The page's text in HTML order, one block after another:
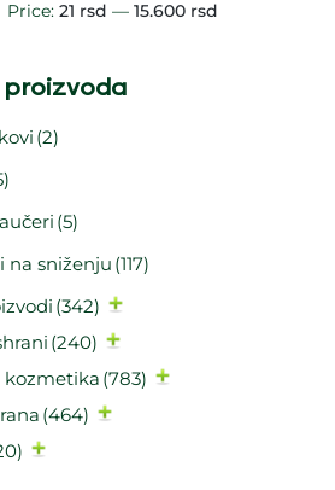
Price: 21 rsd — 15.600 rsd
proizvoda
(2)
(5)
na sniženju (117)
(342)
(240)
kozmetika (783)
(464)